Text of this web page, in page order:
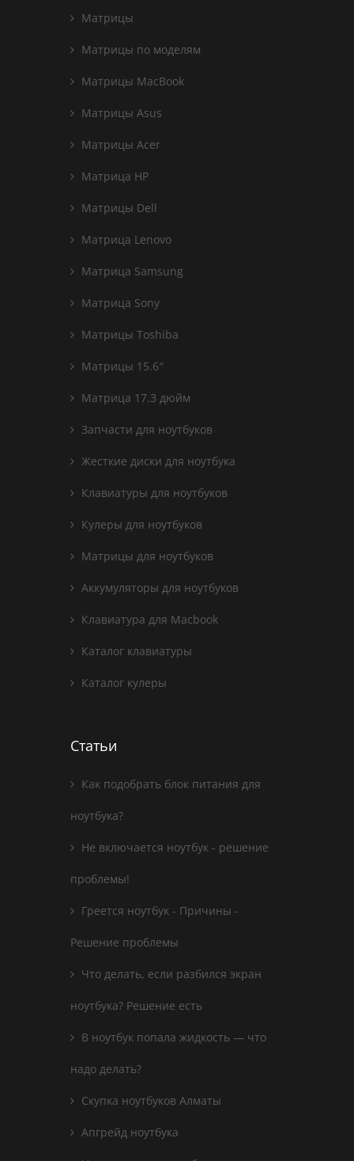
Матрицы
Матрицы по моделям
Матрицы MacBook
Матрицы Asus
Матрицы Acer
Матрица HP
Матрицы Dell
Матрица Lenovo
Матрица Samsung
Матрица Sony
Матрицы Toshiba
Матрицы 15.6″
Матрица 17.3 дюйм
Запчасти для ноутбуков
Жесткие диски для ноутбука
Клавиатуры для ноутбуков
Кулеры для ноутбуков
Матрицы для ноутбуков
Аккумуляторы для ноутбуков
Клавиатура для Macbook
Каталог клавиатуры
Каталог кулеры
Статьи
Как подобрать блок питания для
ноутбука?
Не включается ноутбук - решение
проблемы!
Греется ноутбук - Причины -
Решение проблемы
Что делать, если разбился экран
ноутбука? Решение есть
В ноутбук попала жидкость — что
надо делать?
Скупка ноутбуков Алматы
Апгрейд ноутбука